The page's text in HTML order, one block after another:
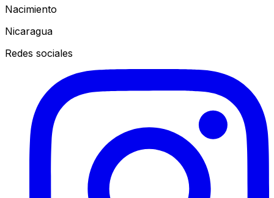
Nacimiento
Nicaragua
Redes sociales